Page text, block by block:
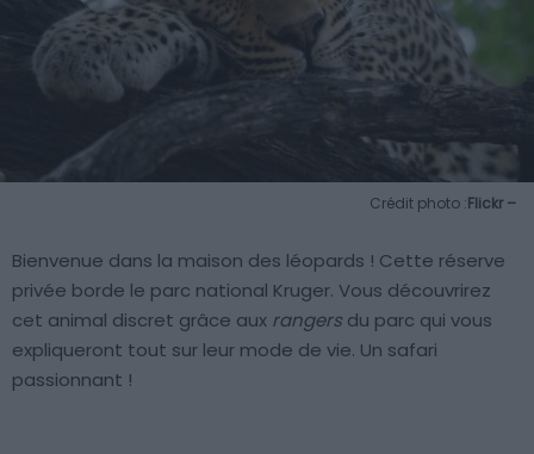
Crédit photo :Flickr –
Bienvenue dans la maison des léopards ! Cette réserve
privée borde le parc national Kruger. Vous découvrirez
cet animal discret grâce aux rangers du parc qui vous
expliqueront tout sur leur mode de vie. Un safari
passionnant !